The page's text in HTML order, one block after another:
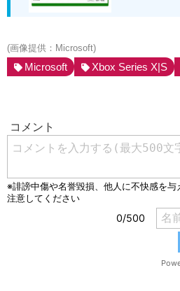
(画像提供：Microsoft)
Microsoft Xbox Series X|S